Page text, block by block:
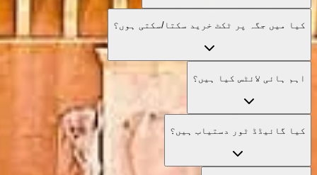
کیا میں جگہ پر ٹکٹ خرید سکتا/سکتی ہوں؟
اہم ہائی لائٹس کیا ہیں؟
کیا گائیڈڈ ٹور دستیاب ہیں؟